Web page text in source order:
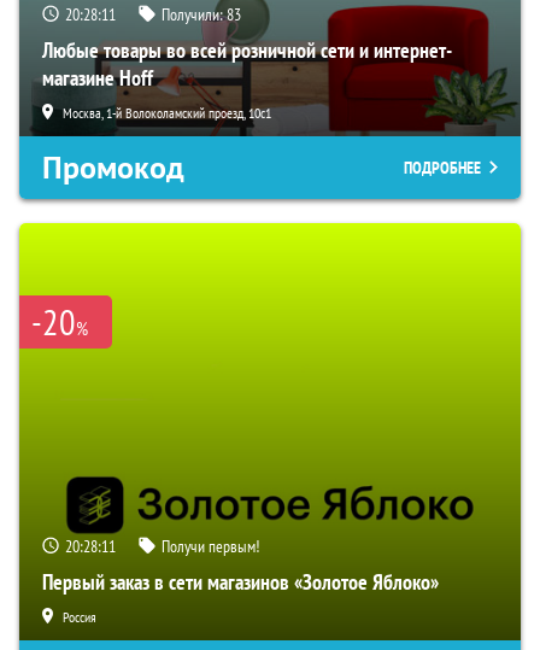
20:28:10 Получили:83
Любые товары во всей розничной сети и интернет-
магазине Hoff
Москва, 1-й Волоколамский проезд, 10с1
Промокод ПОДРОБНЕЕ
-20%
20:28:10 Получи первым!
Первый заказ в сети магазинов «Золотое Яблоко»
Россия